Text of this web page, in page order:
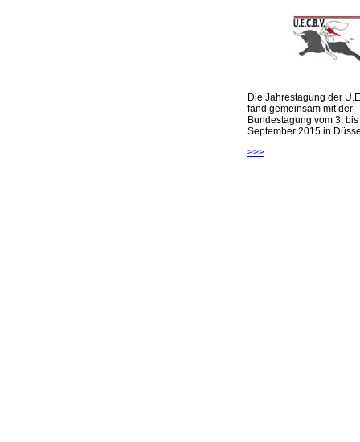
Die Jahrestagung der
fand gemeinsam mit der
Bundestagung vom 3. bis
September 2015 in
>>>